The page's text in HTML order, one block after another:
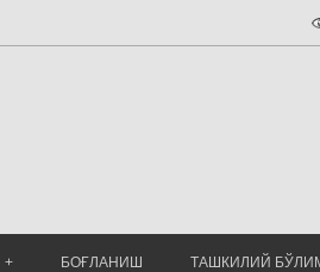
БОҒЛАНИШ ТАШКИЛИЙ